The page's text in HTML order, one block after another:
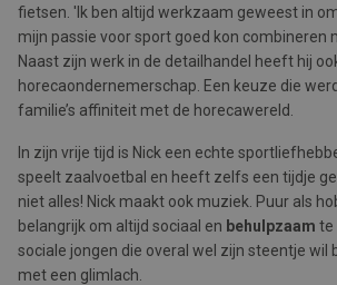
fietsen. 'Ik ben altijd werkzaam geweest in
mijn passie voor sport goed kon combineren
Naast zijn werk in de detailhandel heeft hij
horecaondernemerschap. Een keuze die
familie’s affiniteit met de horecawereld.
In zijn vrije tijd is Nick een echte
speelt zaalvoetbal en heeft zelfs een tijdje
niet alles! Nick maakt ook muziek. Puur als
belangrijk om altijd sociaal en behulpzaam te
sociale jongen die overal wel zijn steentje wil
met een glimlach.